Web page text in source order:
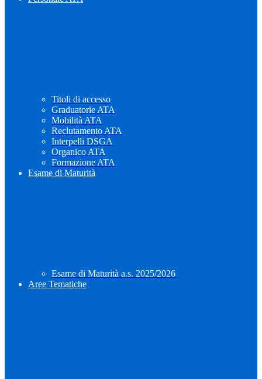
Titoli di accesso
Graduatorie ATA
Mobilità ATA
Reclutamento ATA
Interpelli DSGA
Organico ATA
Formazione ATA
Esame di Maturità
Esame di Maturità a.s. 2025/2026
Aree Tematiche